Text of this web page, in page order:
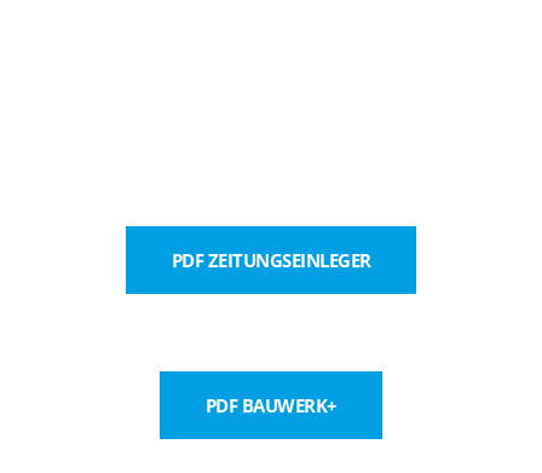
PDF ZEITUNGSEINLEGER
PDF BAUWERK+